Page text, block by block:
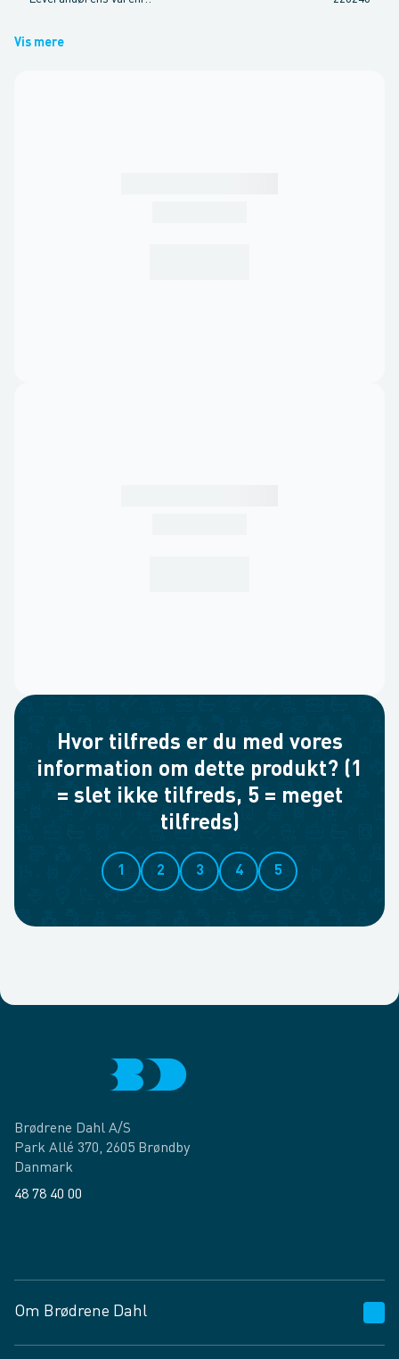
Vis mere
Hvor tilfreds er du med vores
information om dette produkt? (1
= slet ikke tilfreds, 5 = meget
tilfreds)
1 2 3 4 5
Brødrene Dahl A/S
Park Allé 370, 2605 Brøndby
Danmark
48 78 40 00
Om Brødrene Dahl